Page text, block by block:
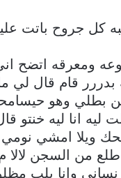
كل جروح باتت
ومعرقه اتضح
قام قال لي
بطلي وهو
ليه انا ليه
ويلا امشي
من السجن لالا
وانا يلب